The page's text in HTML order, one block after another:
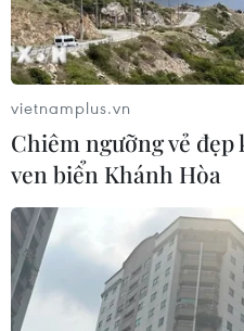
Xem
CƠ QUAN CHỦ QUẢN: THÔNG TẤN XÃ
Tổng Biên tập: TRẦN TIẾN
Phó Tổng Biên tập:
vietnamplus.vn
Chiêm ngưỡng vẻ
ven biển Khánh Hòa